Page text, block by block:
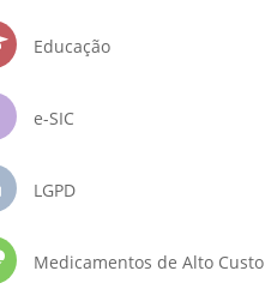
Educação
e-SIC
LGPD
Medicamentos de Alto Custo